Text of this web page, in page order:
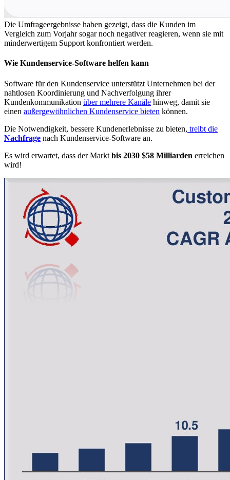
Die Umfrageergebnisse haben gezeigt, dass die Kunden im
Vergleich zum Vorjahr sogar noch negativer reagieren, wenn sie mit
minderwertigem Support konfrontiert werden.
Wie Kundenservice-Software helfen kann
Software für den Kundenservice unterstützt Unternehmen bei der
nahtlosen Koordinierung und Nachverfolgung ihrer
Kundenkommunikation über mehrere Kanäle hinweg, damit sie
einen außergewöhnlichen Kundenservice bieten können.
Die Notwendigkeit, bessere Kundenerlebnisse zu bieten, treibt die
Nachfrage nach Kundenservice-Software an.
Es wird erwartet, dass der Markt bis 2030 $58 Milliarden erreichen
wird!